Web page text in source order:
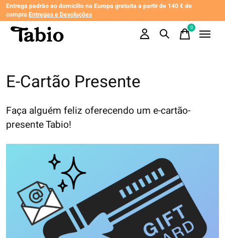
Entrega padrão ao domicílio na Europa gratuita a partir de 140 € de
compra Entregas e Devoluções
0items
E-Cartão Presente
Faça alguém feliz oferecendo um e-cartão-
presente Tabio!